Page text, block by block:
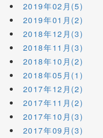
2019年02月(5)
2019年01月(2)
2018年12月(3)
2018年11月(3)
2018年10月(2)
2018年05月(1)
2017年12月(2)
2017年11月(2)
2017年10月(3)
2017年09月(3)